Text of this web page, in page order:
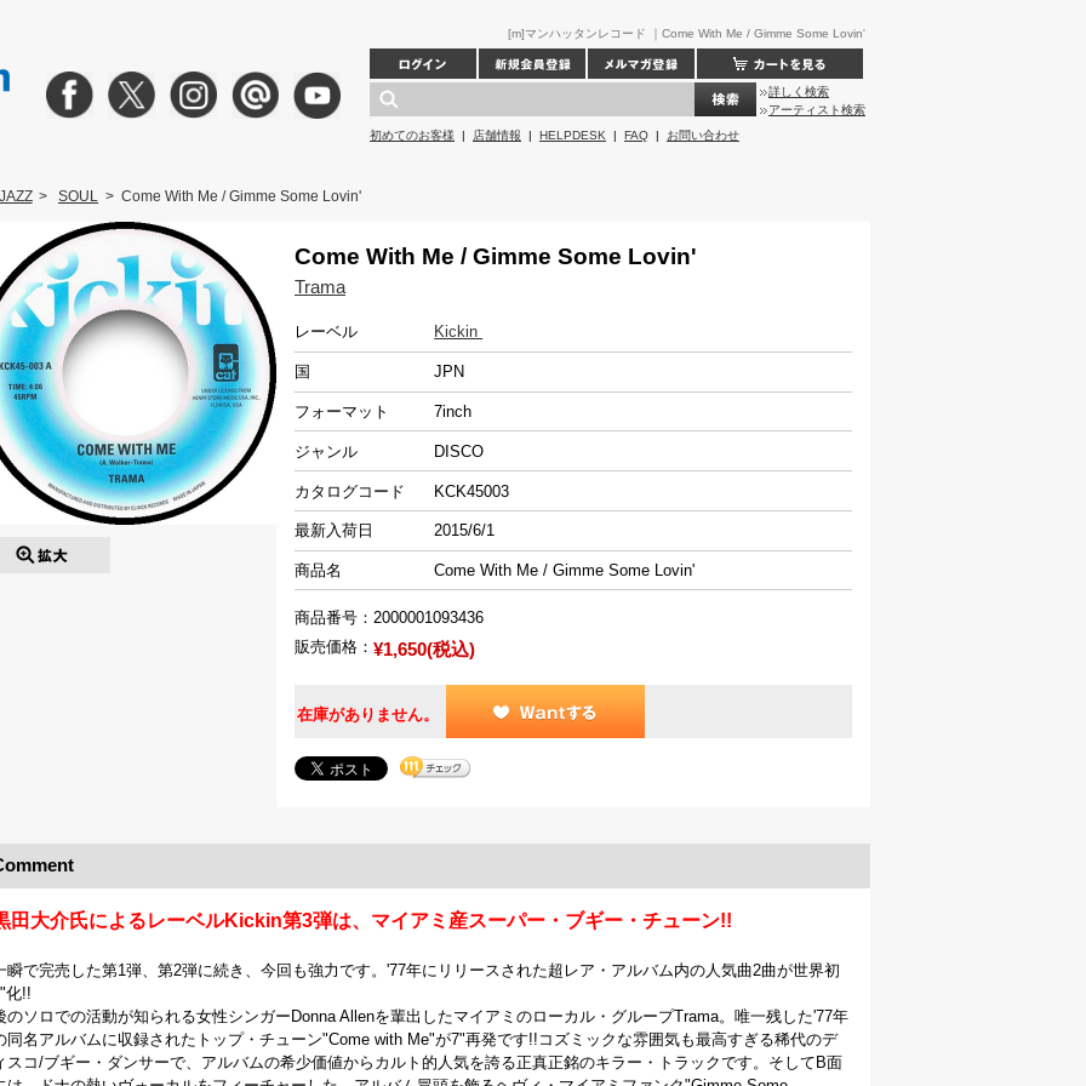
[m]マンハッタンレコード ｜Come With Me / Gimme Some Lovin'
詳しく検索
アーティスト検索
初めてのお客様 | 店舗情報 | HELPDESK | FAQ | お問い合わせ
> SOUL > Come With Me / Gimme Some Lovin'
Come With Me / Gimme Some Lovin'
Trama
レーベル Kickin
国 JPN
フォーマット 7inch
ジャンル DISCO
カタログコード KCK45003
最新入荷日 2015/6/1
商品名 Come With Me / Gimme Some Lovin'
商品番号： 2000001093436
販売価格： ¥1,650(税込)
在庫がありません。
田大介氏によるレーベルKickin第3弾は、マイアミ産スーパー・ブギー・チューン!!
瞬で完売した第1弾、第2弾に続き、今回も強力です。'77年にリリースされた超レア・アルバム内の人気曲2曲が世界初
化!!
のソロでの活動が知られる女性シンガーDonna Allenを輩出したマイアミのローカル・グループTrama。唯一残した'77年
同名アルバムに収録されたトップ・チューン"Come with Me"が7"再発です!!コズミックな雰囲気も最高すぎる稀代のデ
スコ/ブギー・ダンサーで、アルバムの希少価値からカルト的人気を誇る正真正銘のキラー・トラックです。そしてB面